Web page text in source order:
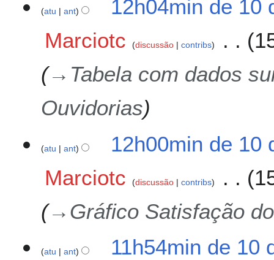
2
m
atu ant
12h04min de 10
Marciotc
discussão contribs
→ Tabela com dados
Ouvidorias
atu ant
12h00min de 10
Marciotc
discussão contribs
→ Gráfico Satisfação
atu ant
11h54min de 10